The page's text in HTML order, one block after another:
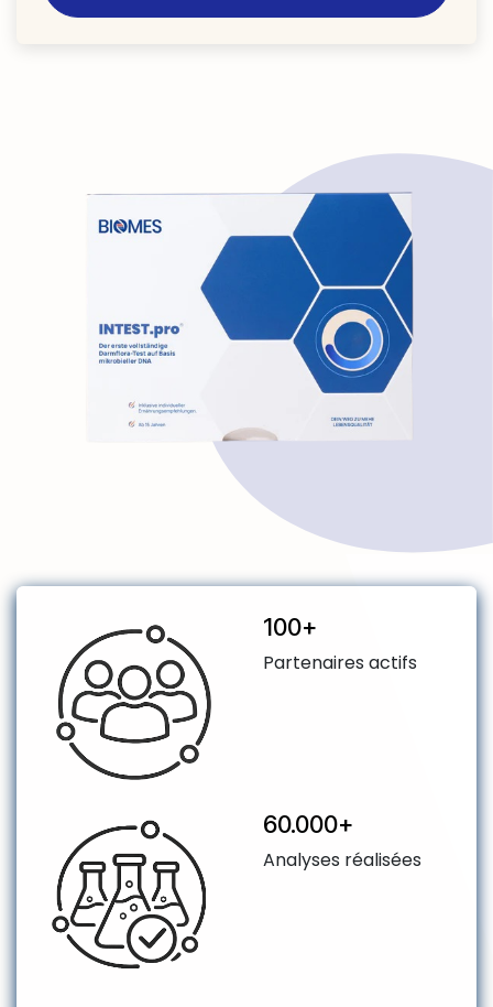
​100+
Partenaires actifs
​60.000+
Analyses réalisées